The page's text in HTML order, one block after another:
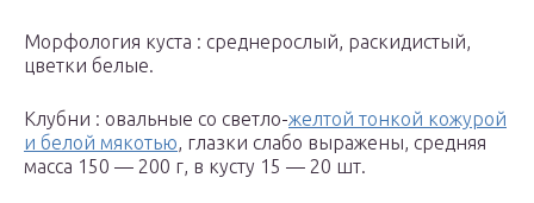
Морфология куста : среднерослый, раскидистый,
цветки белые.
Клубни : овальные со светло-желтой тонкой кожурой
и белой мякотью, глазки слабо выражены, средняя
масса 150 — 200 г, в кусту 15 — 20 шт.